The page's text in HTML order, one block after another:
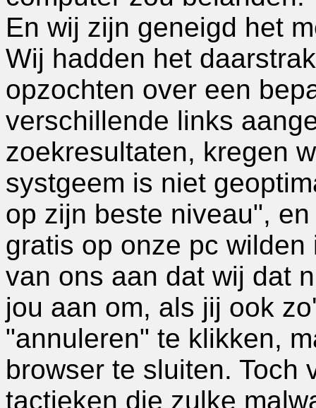
En wij zijn geneigd het
Wij hadden het
opzochten over een
verschillende links
zoekresultaten, kregen
systgeem is niet
op zijn beste niveau",
gratis op onze pc
van ons aan dat wij dat
jou aan om, als jij ook
"annuleren" te klikken,
browser te sluiten. Toch
tactieken die zulke